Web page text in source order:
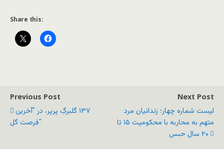
Share this:
Previous Post
١٣٧ گلبرگِ پرپر، در "آخرین
فرصت گل"
Next Post
لیست شماره چهار؛ زندانیان مرد
متهم به محاربه با محکومیت ۱۵ تا
۲۰ سال حبس